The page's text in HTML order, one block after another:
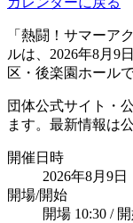
「熱闘！サマーア
ルは、2026年8月9
区・後楽園ホール
団体公式サイト・
ます。最新情報は
開催日時
2026年8月9日
開場/開始
開場 10:30 /